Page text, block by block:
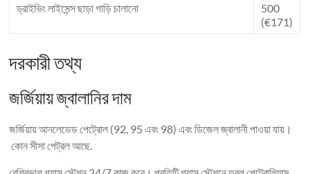
ড্রাইভিং লাইসেন্স ছাড়া গাড়ি চালানো
500
(€171)
দরকারী তথ্য
জর্জিয়ায় জ্বালানির দাম
জর্জিয়ায় আনলেডেড পেট্রোল (92, 95 এবং 98) এবং ডিজেল জ্বালানী পাওয়া যায়।
কোন সীসা পেট্রল আছে.